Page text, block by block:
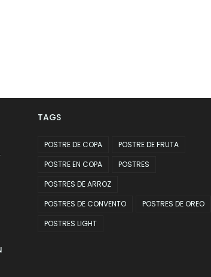
TAGS
POSTRE DE COPA
POSTRE DE FRUTA
POSTRE EN COPA
POSTRES
POSTRES DE ARROZ
POSTRES DE CONVENTO
POSTRES DE OREO
POSTRES LIGHT